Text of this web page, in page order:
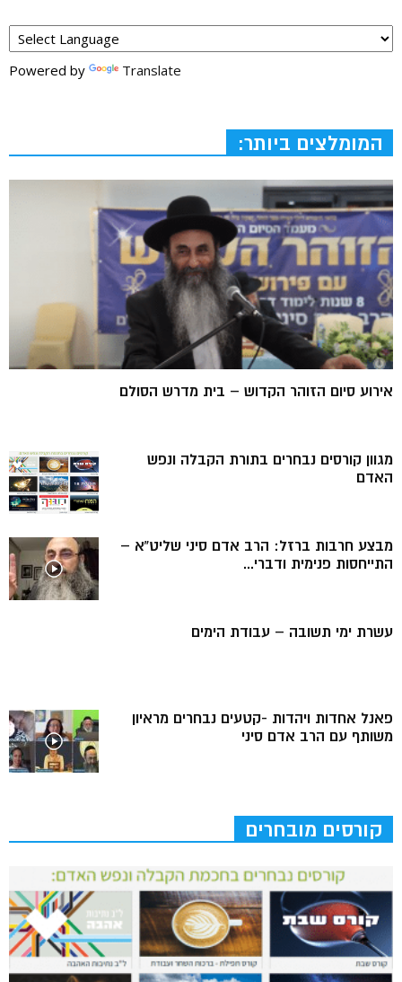
Powered by Translate
המומלצים ביותר:
אירוע סיום הזוהר הקדוש – בית מדרש הסולם
מגוון קורסים נבחרים בתורת הקבלה ונפש
האדם
מבצע חרבות ברזל: הרב אדם סיני שליט”א –
התייחסות פנימית ודברי...
עשרת ימי תשובה – עבודת הימים
פאנל אחדות ויהדות -קטעים נבחרים מראיון
משותף עם הרב אדם סיני
קורסים מובחרים